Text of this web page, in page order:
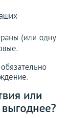
(или одну
или